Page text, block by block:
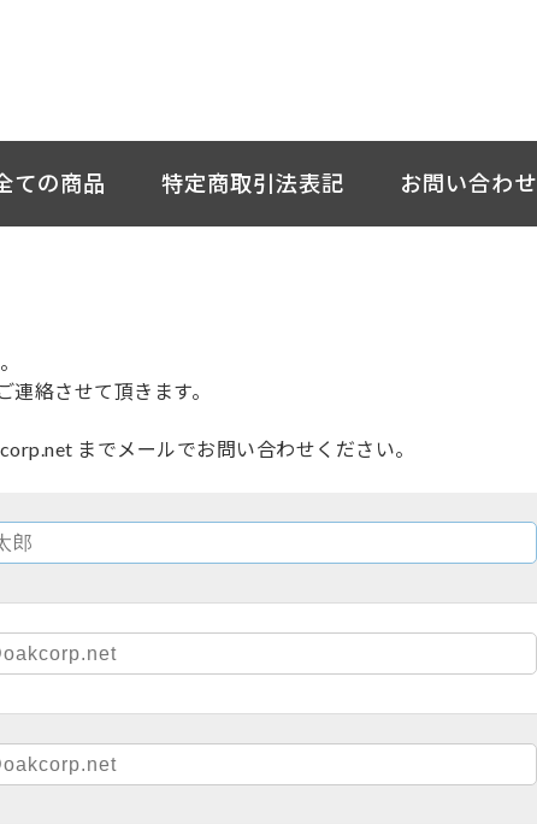
ての商品 特定商取引法表記 お問い合わせ
絡させて頂きます。
までメールでお問い合わせください。